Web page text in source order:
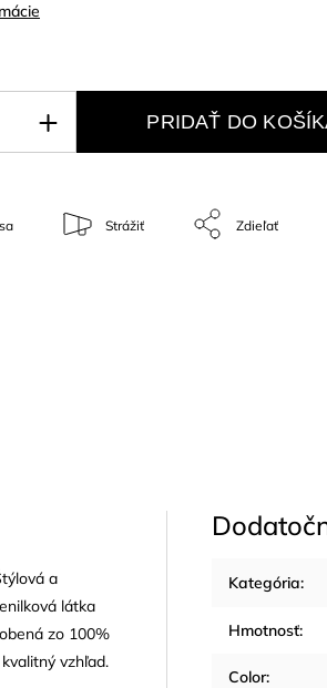
PRIDAŤ DO
Strážiť Zdieľať
a
látka
zo 100%
vzhľad.
Kategória:
Hmotnosť:
Color: